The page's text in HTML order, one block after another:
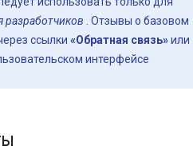
разработчиков . Отзывы о базовом
ссылки «Обратная связь»или
интерфейсе